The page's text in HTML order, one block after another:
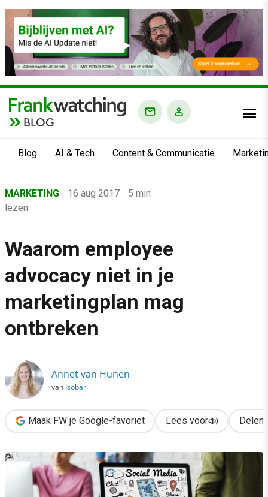
BLOG
Blog AI & Tech Content & Communicatie
›
Marketing
›
Waarom employee advocacy niet in je marketingplan mag
MARKETING 16 aug 2017
5 min
lezen
Waarom employee
advocacy niet in je
marketingplan mag
ontbreken
Annet van Hunen
van Isobar
Maak FW je Google-favoriet Lees voor Delen